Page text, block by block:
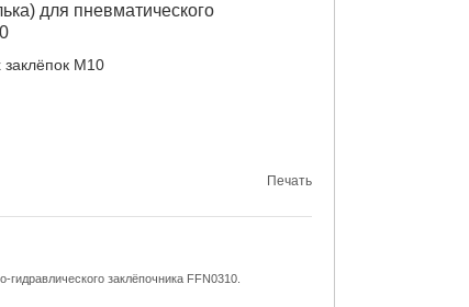
для пневматического
заклёпок М10
Печать
заклёпочника FFN0310.